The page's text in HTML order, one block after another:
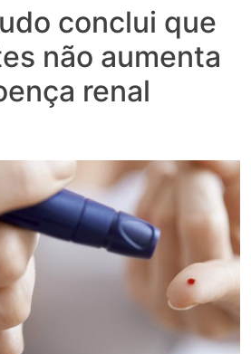
conclui que
não aumenta
renal